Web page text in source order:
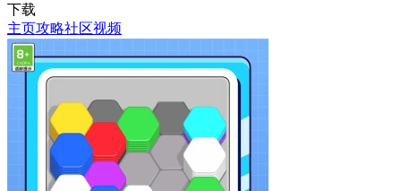
下载
主页攻略社区视频